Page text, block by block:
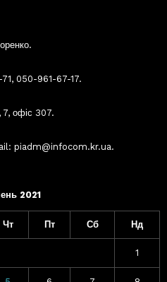
050-961-67-17.
7, офіс 307.
piadm@infocom.kr.ua.
2021
Чт Пт Сб Нд
1